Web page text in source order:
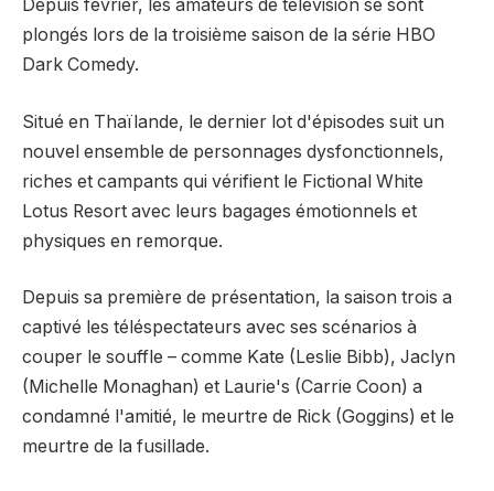
Depuis février, les amateurs de télévision se sont
plongés lors de la troisième saison de la série HBO
Dark Comedy.
Situé en Thaïlande, le dernier lot d'épisodes suit un
nouvel ensemble de personnages dysfonctionnels,
riches et campants qui vérifient le Fictional White
Lotus Resort avec leurs bagages émotionnels et
physiques en remorque.
Depuis sa première de présentation, la saison trois a
captivé les téléspectateurs avec ses scénarios à
couper le souffle – comme Kate (Leslie Bibb), Jaclyn
(Michelle Monaghan) et Laurie's (Carrie Coon) a
condamné l'amitié, le meurtre de Rick (Goggins) et le
meurtre de la fusillade.